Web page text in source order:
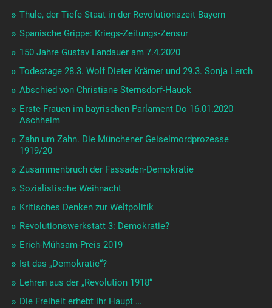
Thule, der Tiefe Staat in der Revolutionszeit Bayern
Spanische Grippe: Kriegs-Zeitungs-Zensur
150 Jahre Gustav Landauer am 7.4.2020
Todestage 28.3. Wolf Dieter Krämer und 29.3. Sonja Lerch
Abschied von Christiane Sternsdorf-Hauck
Erste Frauen im bayrischen Parlament Do 16.01.2020
Aschheim
Zahn um Zahn. Die Münchener Geiselmordprozesse
1919/20
Zusammenbruch der Fassaden-Demokratie
Sozialistische Weihnacht
Kritisches Denken zur Weltpolitik
Revolutionswerkstatt 3: Demokratie?
Erich-Mühsam-Preis 2019
Ist das „Demokratie“?
Lehren aus der „Revolution 1918“
Die Freiheit erhebt ihr Haupt …